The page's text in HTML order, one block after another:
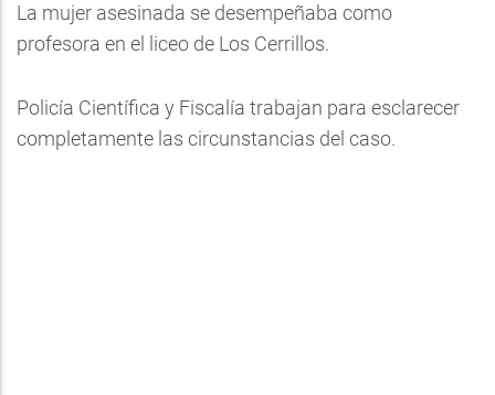
La mujer asesinada se desempeñaba como
profesora en el liceo de Los Cerrillos.
Policía Científica y Fiscalía trabajan para esclarecer
completamente las circunstancias del caso.